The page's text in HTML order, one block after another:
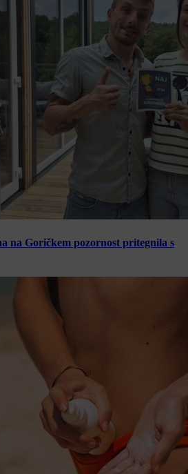
na Goričkem pozornost pritegnila s